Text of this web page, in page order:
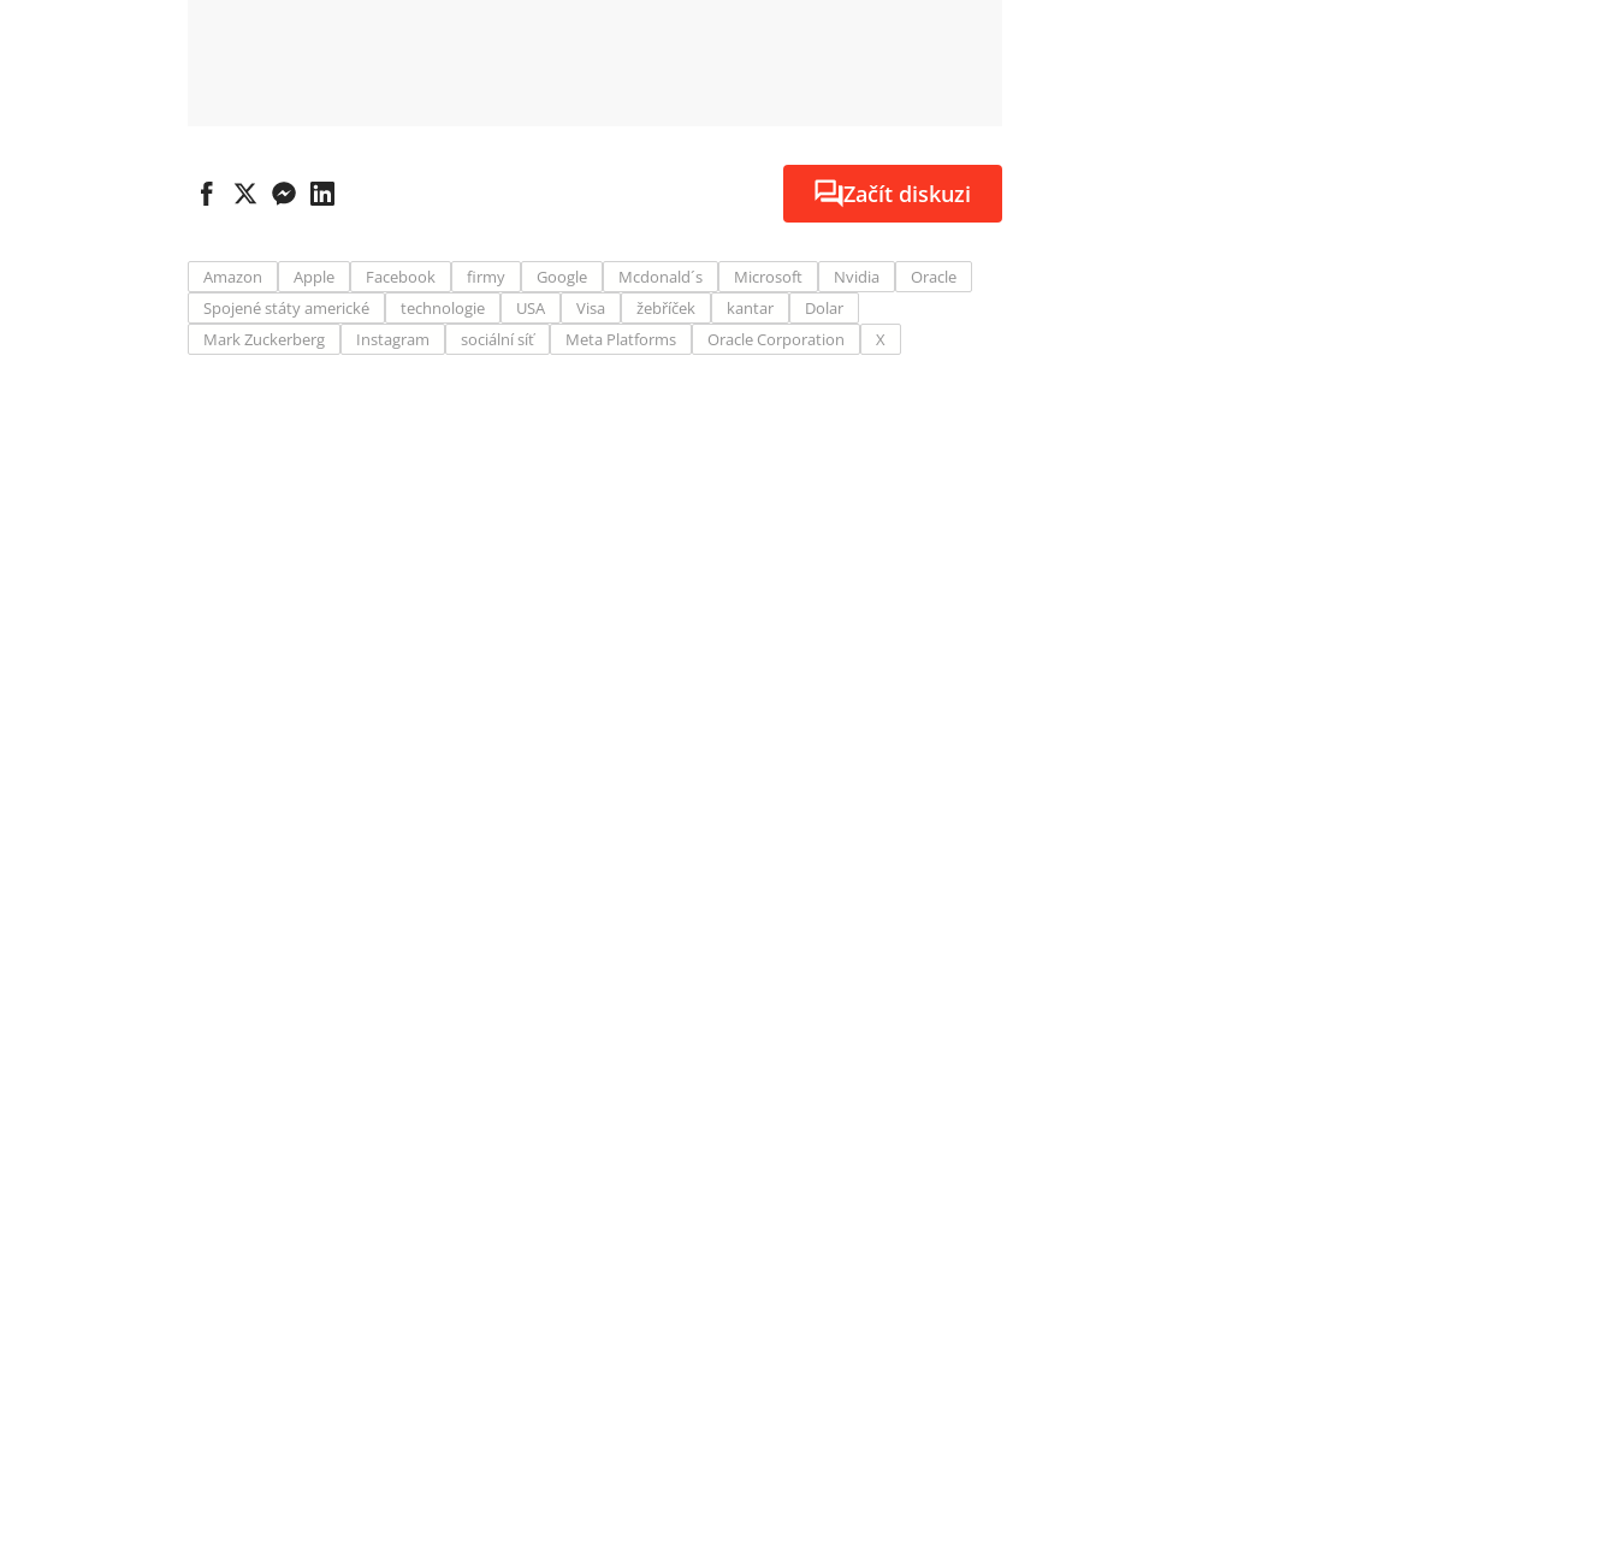
Začít diskuzi
Amazon Apple Facebook firmy Google Mcdonald´s Microsoft Nvidia
Oracle
Spojené státy americké
technologie USA Visa žebříček kantar
Dolar
Mark Zuckerberg
Instagram sociální síť Meta Platforms Oracle Corporation X